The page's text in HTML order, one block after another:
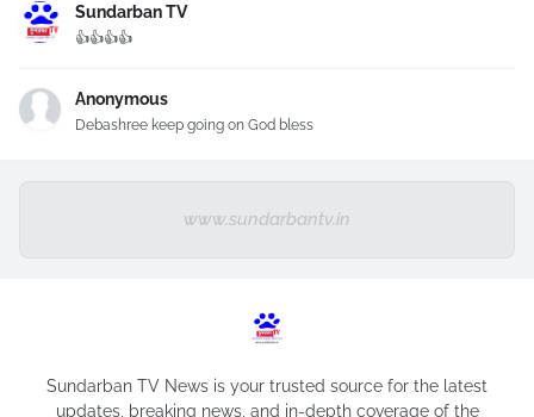
Sundarban TV
👍👍👍👍
Anonymous
Debashree keep going on God bless
www.sundarbantv.in
Sundarban TV News is your trusted source for the latest
updates, breaking news, and in-depth coverage of the